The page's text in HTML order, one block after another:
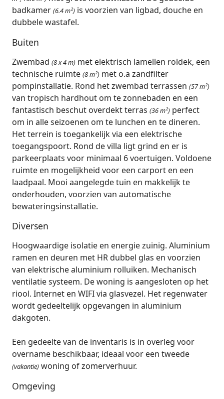
badkamer (6.4 m²) is voorzien van ligbad, douche en
dubbele wastafel.
Buiten
Zwembad (8 x 4 m) met elektrisch lamellen roldek, een
technische ruimte (8 m²) met o.a zandfilter
pompinstallatie. Rond het zwembad terrassen (57 m²)
van tropisch hardhout om te zonnebaden en een
fantastisch beschut overdekt terras (36 m²) perfect
om in alle seizoenen om te lunchen en te dineren.
Het terrein is toegankelijk via een elektrische
toegangspoort. Rond de villa ligt grind en er is
parkeerplaats voor minimaal 6 voertuigen. Voldoene
ruimte en mogelijkheid voor een carport en een
laadpaal. Mooi aangelegde tuin en makkelijk te
onderhouden, voorzien van automatische
bewateringsinstallatie.
Diversen
Hoogwaardige isolatie en energie zuinig. Aluminium
ramen en deuren met HR dubbel glas en voorzien
van elektrische aluminium rolluiken. Mechanisch
ventilatie systeem. De woning is aangesloten op het
riool. Internet en WIFI via glasvezel. Het regenwater
wordt gedeeltelijk opgevangen in aluminium
dakgoten.
Een gedeelte van de inventaris is in overleg voor
overname beschikbaar, ideaal voor een tweede
(vakantie) woning of zomerverhuur.
Omgeving